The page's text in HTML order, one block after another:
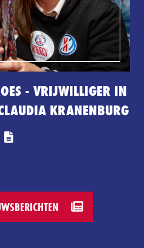
- VRIJWILLIGER IN
KRANENBURG